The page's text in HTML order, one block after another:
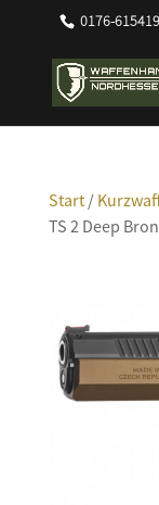
0176-
Start/
TS 2 Deep